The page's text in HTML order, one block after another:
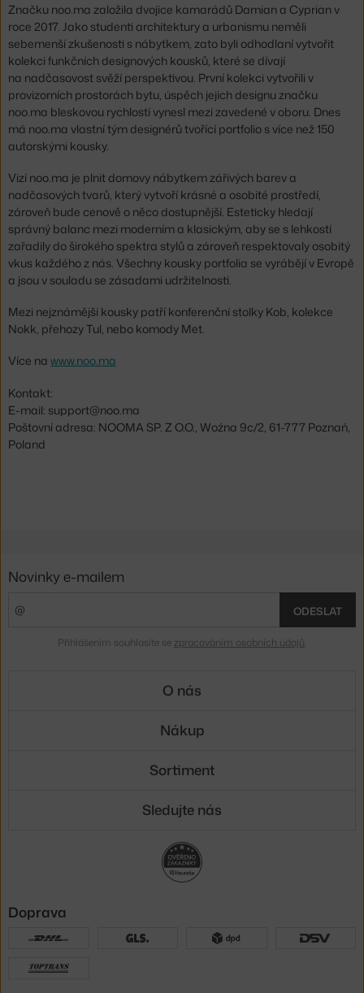
Značku noo.ma založila dvojice kamarádů Damian a Cyprian v
roce 2017. Jako studenti architektury a urbanismu neměli
sebemenší zkušenosti s nábytkem, zato byli odhodlaní vytvořit
kolekci funkčních designových kousků, které se dívají
na nadčasovost svěží perspektivou. První kolekci vytvořili v
provizorních prostorách bytu, úspěch jejich designu značku
noo.ma bleskovou rychlostí vynesl mezi zavedené v oboru. Dnes
má noo.ma vlastní tým designérů tvořící portfolio s více než 150
autorskými kousky.
Vizí noo.ma je plnit domovy nábytkem zářivých barev a
nadčasových tvarů, který vytvoří krásné a osobité prostředí,
zároveň bude cenově o něco dostupnější. Esteticky hledají
správný balanc mezi moderním a klasickým, aby se s lehkostí
zařadily do širokého spektra stylů a zároveň respektovaly osobitý
vkus každého z nás. Všechny kousky portfolia se vyrábějí v Evropě
a jsou v souladu se zásadami udržitelnosti.
Mezi nejznámější kousky patří konferenční stolky Kob, kolekce
Nokk, přehozy Tul, nebo komody Met.
Více na www.noo.ma
Kontakt:
E-mail: support@noo.ma
Poštovní adresa: NOOMA SP. Z O.O., Woźna 9c/2, 61-777 Poznań,
Poland
Novinky e-mailem
ODESLAT
Přihlášením souhlasíte se zpracováním osobních údajů
O nás
Nákup
Sortiment
Sledujte nás
Doprava